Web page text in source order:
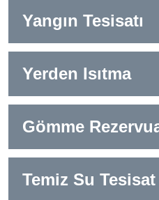
Yangın Tesisatı
Yerden Isıtma
Gömme
Temiz Su Tesisat